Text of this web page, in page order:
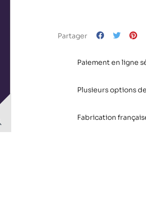
Partager
Paiement en ligne
Plusieurs options
Fabrication